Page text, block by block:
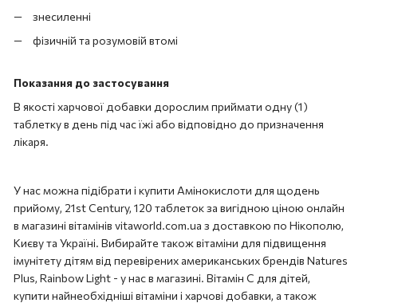
знесиленні
фізичній та розумовій втомі
Показання до застосування
В якості харчової добавки дорослим приймати одну (1)
таблетку в день під час їжі або відповідно до призначення
лікаря.
У нас можна підібрати і купити Амінокислоти для щодень
прийому, 21st Century, 120 таблеток за вигідною ціною онлайн
в магазині вітамінів vitaworld.com.ua з доставкою по Нікополю,
Києву та Україні. Вибирайте також вітаміни для підвищення
імунітету дітям від перевірених американських брендів Natures
Plus, Rainbow Light - у нас в магазині. Вітамін С для дітей,
купити найнеобхідніші вітаміни і харчові добавки, а також